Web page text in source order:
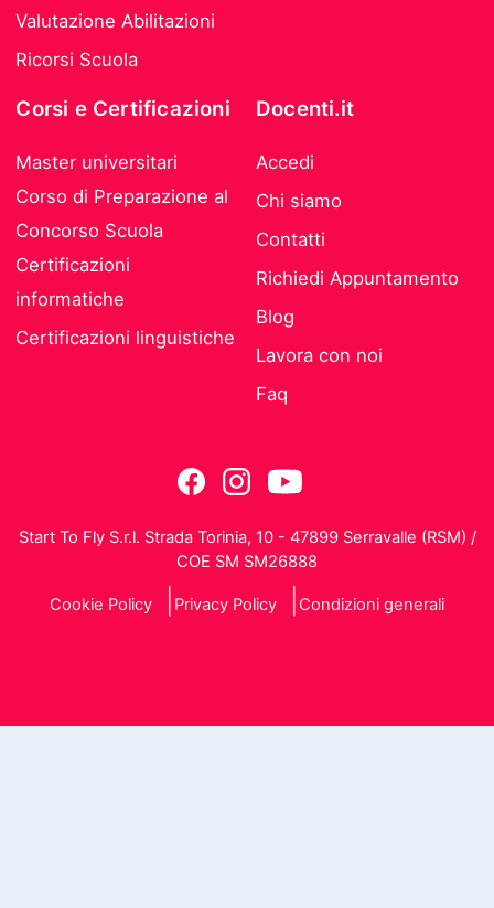
Valutazione Abilitazioni
Ricorsi Scuola
Corsi e Certificazioni
Master universitari
Corso di Preparazione al
Concorso Scuola
Certificazioni
informatiche
Certificazioni linguistiche
Docenti.it
Accedi
Chi siamo
Contatti
Richiedi Appuntamento
Blog
Lavora con noi
Faq
Start To Fly S.r.l. Strada Torinia, 10 - 47899 Serravalle (RSM) /
COE SM SM26888
Cookie Policy Privacy Policy Condizioni generali